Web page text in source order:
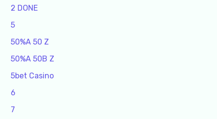
2 DONE
5
50%A 50 Z
50%A 50B Z
5bet Casino
6
7